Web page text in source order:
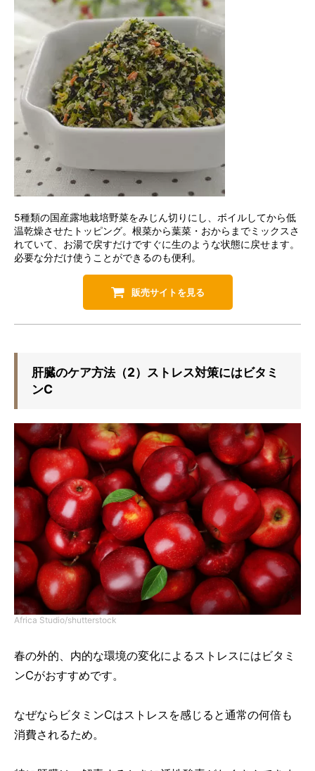
5種類の国産露地栽培野菜をみじん切りにし、ボイルしてから低
温乾燥させたトッピング。根菜から葉菜・おからまでミックスさ
れていて、お湯で戻すだけですぐに生のような状態に戻せます。
必要な分だけ使うことができるのも便利。
販売サイトを見る
肝臓のケア方法（2）ストレス対策にはビタミ
ンC
Africa Studio/shutterstock
春の外的、内的な環境の変化によるストレスにはビタミ
ンCがおすすめです。
なぜならビタミンCはストレスを感じると通常の何倍も
消費されるため。